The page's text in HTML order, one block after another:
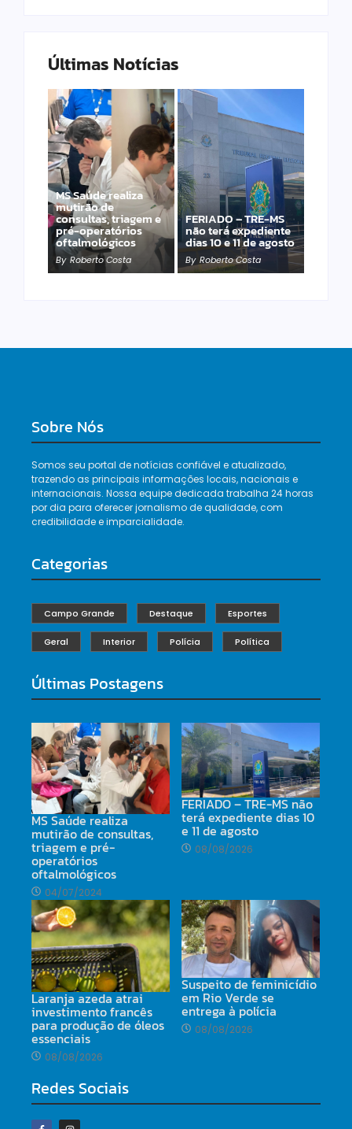
Últimas Notícias
MS Saúde realiza
mutirão de
consultas, triagem e
pré-operatórios
oftalmológicos
By Roberto Costa
FERIADO – TRE-MS
não terá expediente
dias 10 e 11 de agosto
By Roberto Costa
Laranja azeda atrai
investimento
francês para
produção de óleos
essenciais
By Roberto Costa
Sobre Nós
Somos seu portal de notícias confiável e atualizado,
trazendo as principais informações locais, nacionais e
internacionais. Nossa equipe dedicada trabalha 24 horas
por dia para oferecer jornalismo de qualidade, com
credibilidade e imparcialidade.
Categorias
Campo Grande Destaque Esportes
Geral Interior Polícia Política
Últimas Postagens
MS Saúde realiza
mutirão de consultas,
triagem e pré-
operatórios
oftalmológicos
04/07/2024
FERIADO – TRE-MS não
terá expediente dias 10
e 11 de agosto
08/08/2026
Laranja azeda atrai
investimento francês
para produção de óleos
essenciais
08/08/2026
Suspeito de feminicídio
em Rio Verde se
entrega à polícia
08/08/2026
Redes Sociais